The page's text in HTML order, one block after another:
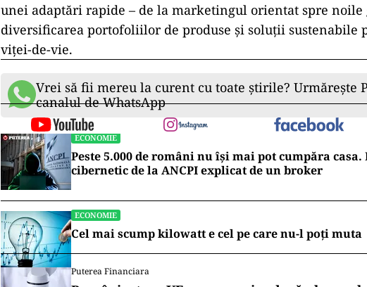
unei adaptări rapide – de la marketingul orientat spre
diversificarea portofoliilor de produse și soluții sustenabile
viței-de-vie.
Vrei să fii mereu la curent cu toate știrile? Urmărește
canalul de WhatsApp
ECONOMIE
Peste 5.000 de români nu își mai pot cumpăra
cibernetic de la ANCPI explicat de un broker
ECONOMIE
Cel mai scump kilowatt e cel pe care nu-l poți muta
Puterea Financiara